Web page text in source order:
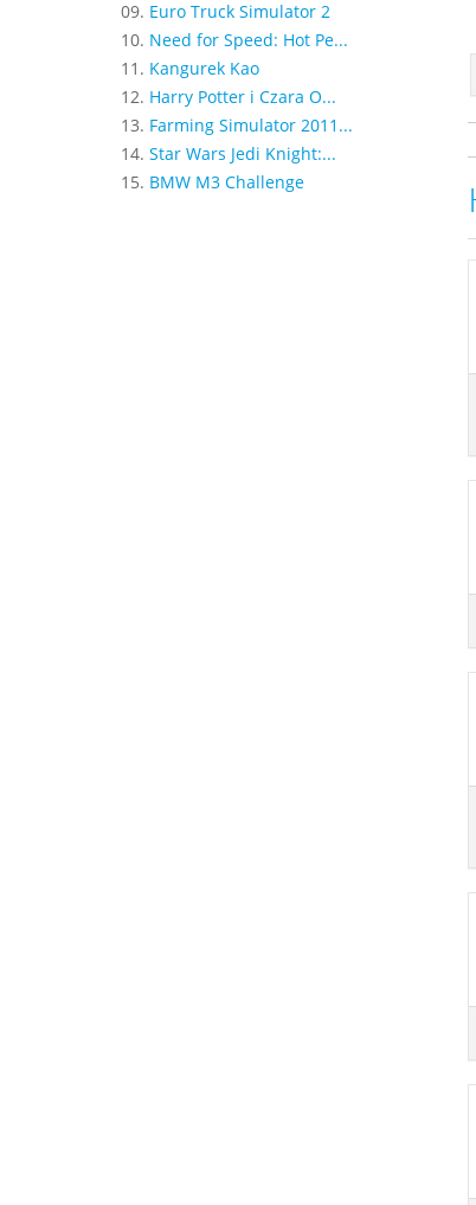
09. Euro Truck Simulator 2
10. Need for Speed: Hot Pe...
11. Kangurek Kao
12. Harry Potter i Czara O...
13. Farming Simulator 2011...
14. Star Wars Jedi Knight:...
15. BMW M3 Challenge